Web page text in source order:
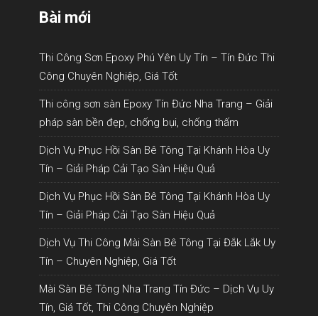
Bài mới
Thi Công Sơn Epoxy Phú Yên Uy Tín – Tín Đức Thi
Công Chuyên Nghiệp, Giá Tốt
Thi công sơn sàn Epoxy Tín Đức Nha Trang – Giải
pháp sàn bền đẹp, chống bụi, chống thấm
Dịch Vụ Phục Hồi Sàn Bê Tông Tại Khánh Hòa Uy
Tín – Giải Pháp Cải Tạo Sàn Hiệu Quả
Dịch Vụ Phục Hồi Sàn Bê Tông Tại Khánh Hòa Uy
Tín – Giải Pháp Cải Tạo Sàn Hiệu Quả
Dịch Vụ Thi Công Mài Sàn Bê Tông Tại Đắk Lắk Uy
Tín – Chuyên Nghiệp, Giá Tốt
Mài Sàn Bê Tông Nha Trang Tín Đức – Dịch Vụ Uy
Tín, Giá Tốt, Thi Công Chuyên Nghiệp